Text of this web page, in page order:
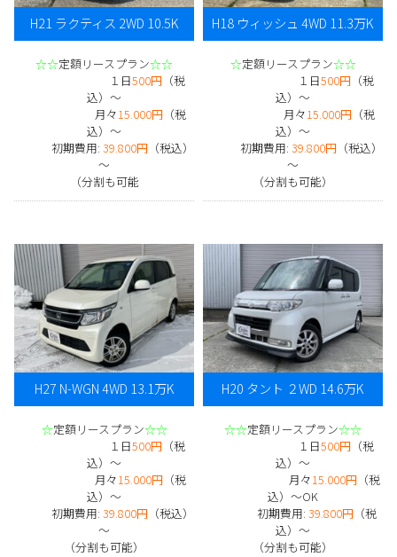
H21 ラクティス 2WD 10.5K
☆☆定額リースプラン☆☆
１日500円（税
込）～
月々15.000円（税
込）～
初期費用: 39.800円 （税込）
～
（分割も可能
H18 ウィッシュ 4WD 11.3万K
☆定額リースプラン☆☆
１日500円（税
込）～
月々15.000円（税
込）～
初期費用: 39.800円 （税込）
～
（分割も可能）
H27 N-WGN 4WD 13.1万K
☆定額リースプラン☆☆
１日500円（税
込）～
月々15.000円（税
込）～
初期費用: 39.800円 （税込）
～
（分割も可能）
H20 タント ２WD 14.6万K
☆☆定額リースプラン☆☆
１日500円（税
込）～
月々15.000円（税
込）～OK
初期費用: 39.800円 （税
込）～
（分割も可能）